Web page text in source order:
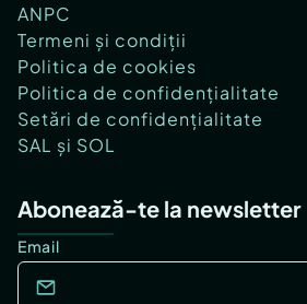
ANPC
Termeni și condiții
Politica de cookies
Politica de confidențialitate
Setări de confidențialitate
SAL și SOL
Abonează-te la newsletter
Email